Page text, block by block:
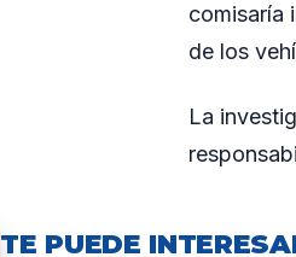
comisaría
de los
La
TE PUEDE